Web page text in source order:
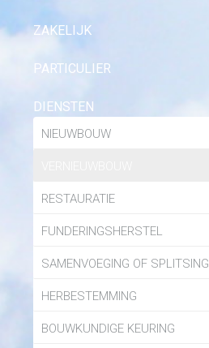
ZAKELIJK
PARTICULIER
DIENSTEN
NIEUWBOUW
RESTAURATIE
FUNDERINGSHERSTEL
SAMENVOEGING OF SPLITSING
HERBESTEMMING
BOUWKUNDIGE KEURING